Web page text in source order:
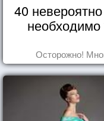
40
Осторожно!